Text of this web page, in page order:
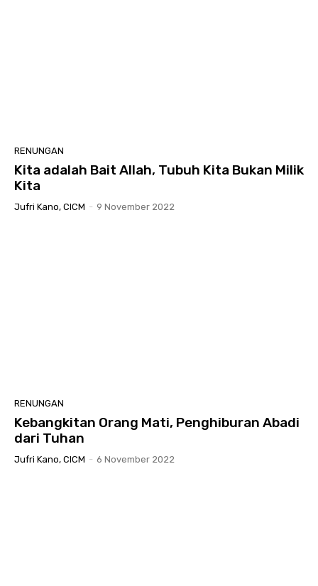
RENUNGAN
Kita adalah Bait Allah, Tubuh Kita Bukan Milik
Kita
Jufri Kano, CICM - 9 November 2022
RENUNGAN
Kebangkitan Orang Mati, Penghiburan Abadi
dari Tuhan
Jufri Kano, CICM - 6 November 2022